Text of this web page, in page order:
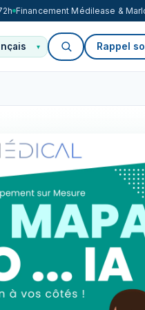
Financement Médilease &
Rappel